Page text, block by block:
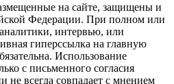
на сайте, защищены и
Федерации. При полном или
интервью, или
гиперссылка на главную
Использование
с письменного согласия
не всегда совпадает с мнением